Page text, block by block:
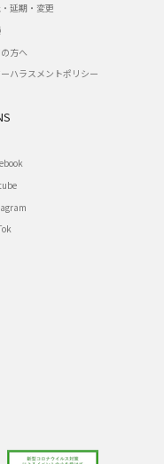
延期・変更
方へ
ハラスメントポリシー